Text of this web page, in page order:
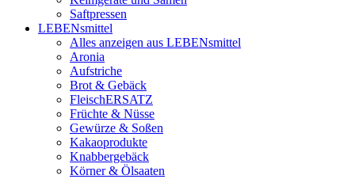
Saftpressen
LEBENsmittel
Alles anzeigen aus LEBENsmittel
Aronia
Aufstriche
Brot & Gebäck
FleischERSATZ
Früchte & Nüsse
Gewürze & Soßen
Kakaoprodukte
Knabbergebäck
Körner & Ölsaaten